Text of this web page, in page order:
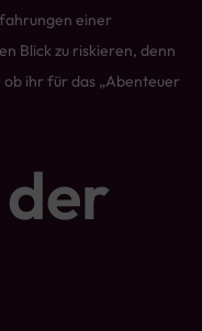
einer
Blick zu riskieren, denn
ihr für das „Abenteuer